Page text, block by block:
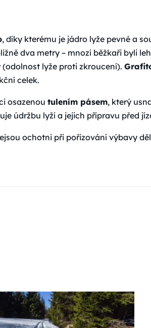
, díky kterému je jádro lyže pevné a
dva metry – mnozí běžkaři byli
(odolnost lyže proti zkroucení).
celek.
osazenou tulením pásem, který
údržbu lyží a jejich přípravu před
ochotni při pořizování výbavy